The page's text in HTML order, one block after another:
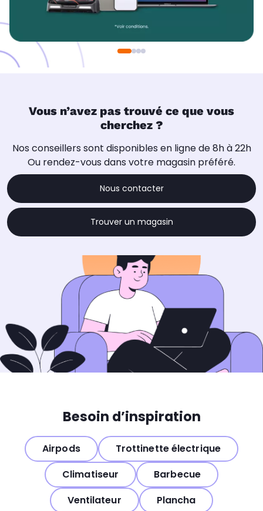
Vous n’avez pas trouvé ce que vous
cherchez ?
Nos conseillers sont disponibles en ligne de 8h à 22h
Ou rendez-vous dans votre magasin préféré.
Nous contacter
Trouver un magasin
Besoin d’inspiration
Airpods
Trottinette électrique
Climatiseur
Barbecue
Ventilateur
Plancha